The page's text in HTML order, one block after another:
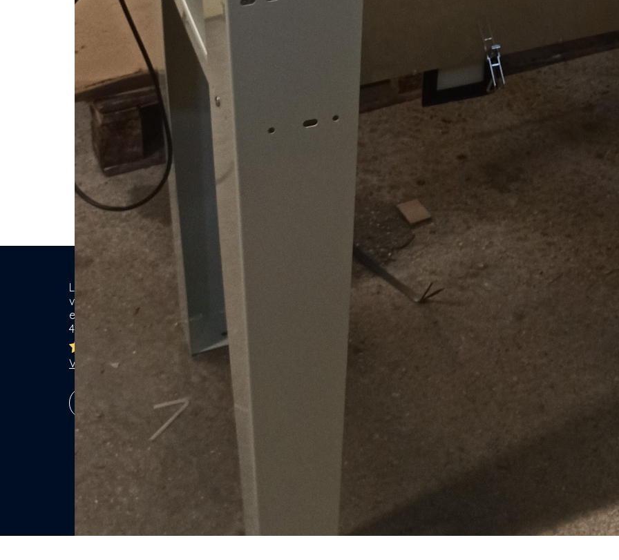
proposer mes services de
Poster une annonce
Location de matériel & Services entre
voisins. Voisiner, s'entraider... gagner
ensemble ! Particuliers & Professionnels.
4,8/5
Voir les 7755 avis
S'inscrire !
Catégories Infos pratiques
Foire Aux Questions
Économie collaborative
Copyright - Kiwiiz.fr